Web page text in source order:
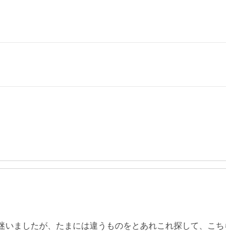
ましたが、たまには違うものをとあれこれ探して、こ